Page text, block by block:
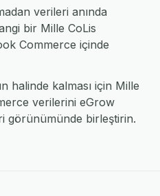
verileri anında
bir Mille CoLis
Commerce içinde
halinde kalması için Mille
verilerini eGrow
görünümünde birleştirin.